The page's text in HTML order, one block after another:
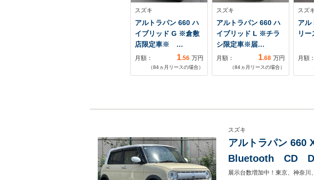
スズキ
アルトラパン 660 ハ
イブリッド G ※倉敷
店限定車※ …
月額： 1.56 万円
（84ヵ月リースの場合）
スズキ
アルトラパン 660 ハ
イブリッド L ※チラ
シ限定車※届…
月額： 1.68 万円
（84ヵ月リースの場合）
スズ
アル
リー
月額：
スズキ
アルトラパン
Bluetooth CD
ダー 衝突被害軽